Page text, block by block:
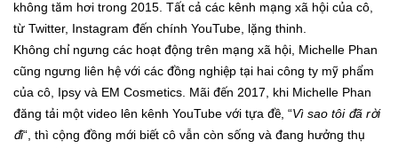
không tăm hơi trong 2015. Tất cả các kênh mạng xã hội của cô,
từ Twitter, Instagram đến chính YouTube, lặng thinh.
Không chỉ ngưng các hoạt động trên mạng xã hội, Michelle Phan
cũng ngưng liên hệ với các đồng nghiệp tại hai công ty mỹ phẩm
của cô, Ipsy và EM Cosmetics. Mãi đến 2017, khi Michelle Phan
đăng tải một video lên kênh YouTube với tựa đề, “Vì sao tôi đã rời
đi“, thì cộng đồng mới biết cô vẫn còn sống và đang hưởng thụ